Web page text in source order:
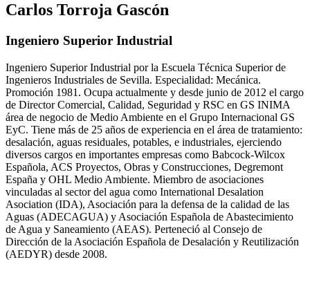
Carlos Torroja Gascón
Ingeniero Superior Industrial
Ingeniero Superior Industrial por la Escuela Técnica Superior de
Ingenieros Industriales de Sevilla. Especialidad: Mecánica.
Promoción 1981. Ocupa actualmente y desde junio de 2012 el cargo
de Director Comercial, Calidad, Seguridad y RSC en GS INIMA
área de negocio de Medio Ambiente en el Grupo Internacional GS
EyC. Tiene más de 25 años de experiencia en el área de tratamiento:
desalación, aguas residuales, potables, e industriales, ejerciendo
diversos cargos en importantes empresas como Babcock-Wilcox
Española, ACS Proyectos, Obras y Construcciones, Degremont
España y OHL Medio Ambiente. Miembro de asociaciones
vinculadas al sector del agua como International Desalation
Asociation (IDA), Asociación para la defensa de la calidad de las
Aguas (ADECAGUA) y Asociación Española de Abastecimiento
de Agua y Saneamiento (AEAS). Perteneció al Consejo de
Dirección de la Asociación Española de Desalación y Reutilización
(AEDYR) desde 2008.